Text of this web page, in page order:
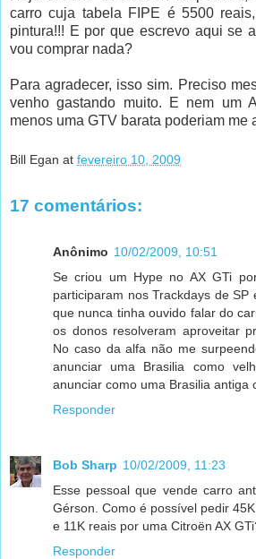
carro cuja tabela FIPE é 5500
pintura!!! E por que escrevo aqui se
vou comprar nada?
Para agradecer, isso sim. Preciso
venho gastando muito. E nem um
menos uma GTV barata poderiam me
Bill Egan at fevereiro 10, 2009
17 comentários:
Anônimo 10/02/2009, 10:51
Se criou um Hype no AX GTi
participaram nos Trackdays de
que nunca tinha ouvido falar do
os donos resolveram aproveitar
No caso da alfa não me
anunciar uma Brasilia como
anunciar como uma Brasilia antiga
Responder
Bob Sharp 10/02/2009, 11:23
Esse pessoal que vende carro
Gérson. Como é possível pedir
e 11K reais por uma Citroën AX
Responder